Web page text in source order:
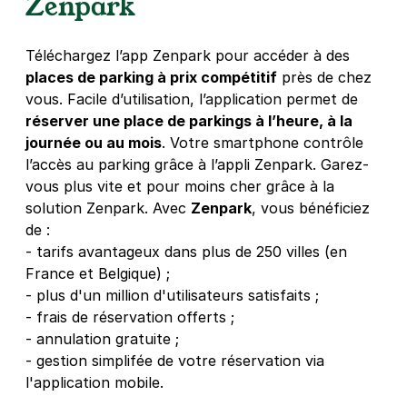
Réserver
+ Abonnements disponibles
Paris - boulevard de Picpus - Saemes
96 boulevard de Picpus
75012Paris
4,10 €/heure,36,94 €/jour,113,40 €/semaine
(tarifs dégressifs)
Réserver
Métro Bel-Air - 20 rue Sibuet - Paris
12
Téléchargez l’app Zenpark pour accéder à des
places de parking à prix compétitif près de chez
vous. Facile d’utilisation, l’application permet de
réserver une place de parkings à l’heure, à la
journée ou au mois. Votre smartphone contrôle
l’accès au parking grâce à l’appli Zenpark. Garez-
vous plus vite et pour moins cher grâce à la
solution Zenpark. Avec Zenpark, vous bénéficiez
de :
- tarifs avantageux dans plus de 250 villes (en
France et Belgique) ;
- plus d'un million d'utilisateurs satisfaits ;
- frais de réservation offerts ;
- annulation gratuite ;
- gestion simplifée de votre réservation via
l'application mobile.